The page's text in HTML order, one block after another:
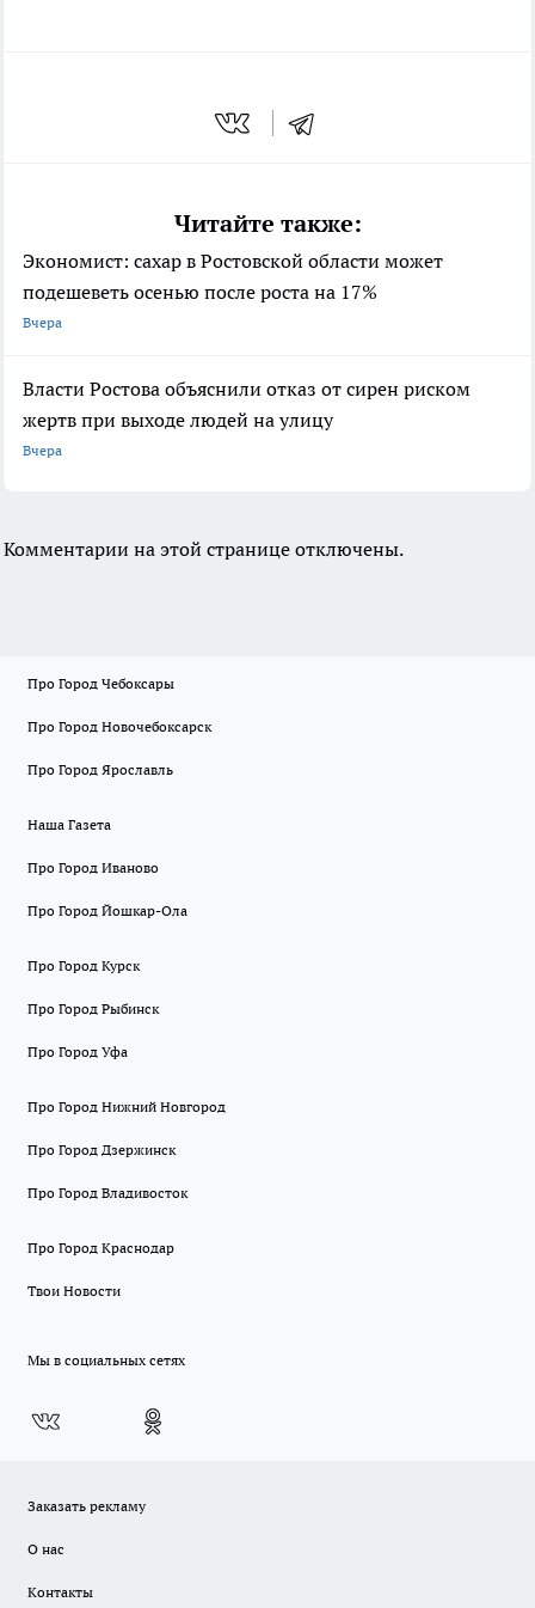
Читайте также:
Экономист: сахар в Ростовской области может
подешеветь осенью после роста на 17%
Вчера
Власти Ростова объяснили отказ от сирен риском
жертв при выходе людей на улицу
Вчера
Комментарии на этой странице отключены.
Про Город Чебоксары
Про Город Новочебоксарск
Про Город Ярославль
Наша Газета
Про Город Иваново
Про Город Йошкар-Ола
Про Город Курск
Про Город Рыбинск
Про Город Уфа
Про Город Нижний Новгород
Про Город Дзержинск
Про Город Владивосток
Про Город Краснодар
Твои Новости
Мы в социальных сетях
Заказать рекламу
О нас
Контакты